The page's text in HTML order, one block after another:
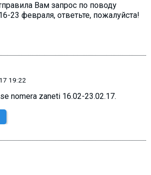
Вам запрос по поводу
23 февраля, ответьте, пожалуйста!
19:22
nomera zaneti 16.02-23.02.17.